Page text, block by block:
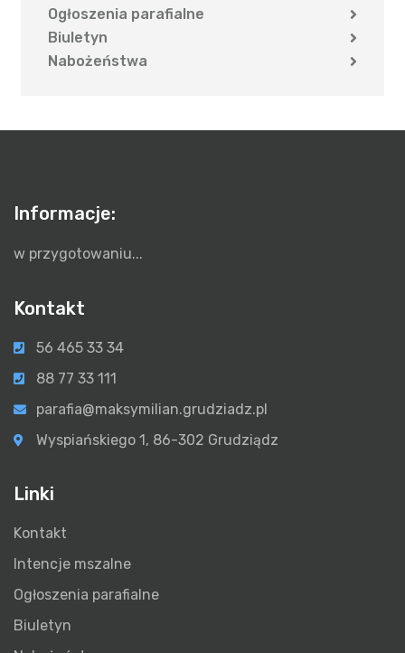
Ogłoszenia parafialne
Biuletyn
Nabożeństwa
Informacje:
w przygotowaniu...
Kontakt
56 465 33 34
88 77 33 111
parafia@maksymilian.grudziadz.pl
Wyspiańskiego 1, 86-302 Grudziądz
Linki
Kontakt
Intencje mszalne
Ogłoszenia parafialne
Biuletyn